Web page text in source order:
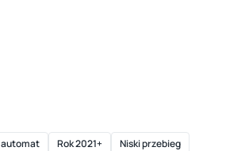
automat Rok 2021+ Niski przebieg